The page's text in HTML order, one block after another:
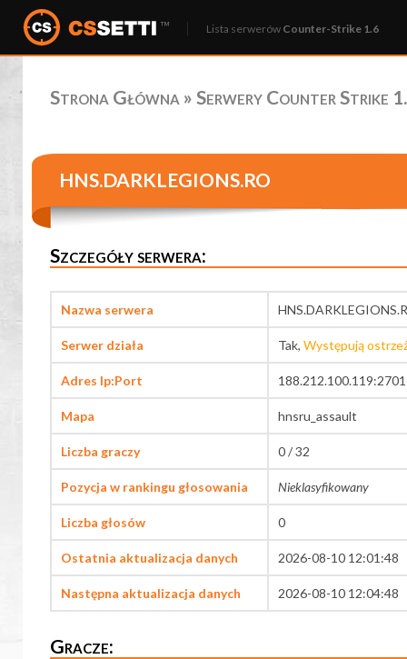
Lista serwerów Counter-Strike 1.6
Strona Główna » Serwery Counter Strike
HNS.DARKLEGIONS.RO
Szczegóły serwera:
Nazwa serwera
Serwer działa Tak, Występują
Adres Ip:Port
Mapa hnsru_assault
Liczba graczy 0 / 32
Pozycja w rankingu głosowania Nieklasyfikowany
Liczba głosów 0
Ostatnia aktualizacja danych 2026-08-10 12:01:48
Następna aktualizacja danych 2026-08-10 12:04:48
Gracze: